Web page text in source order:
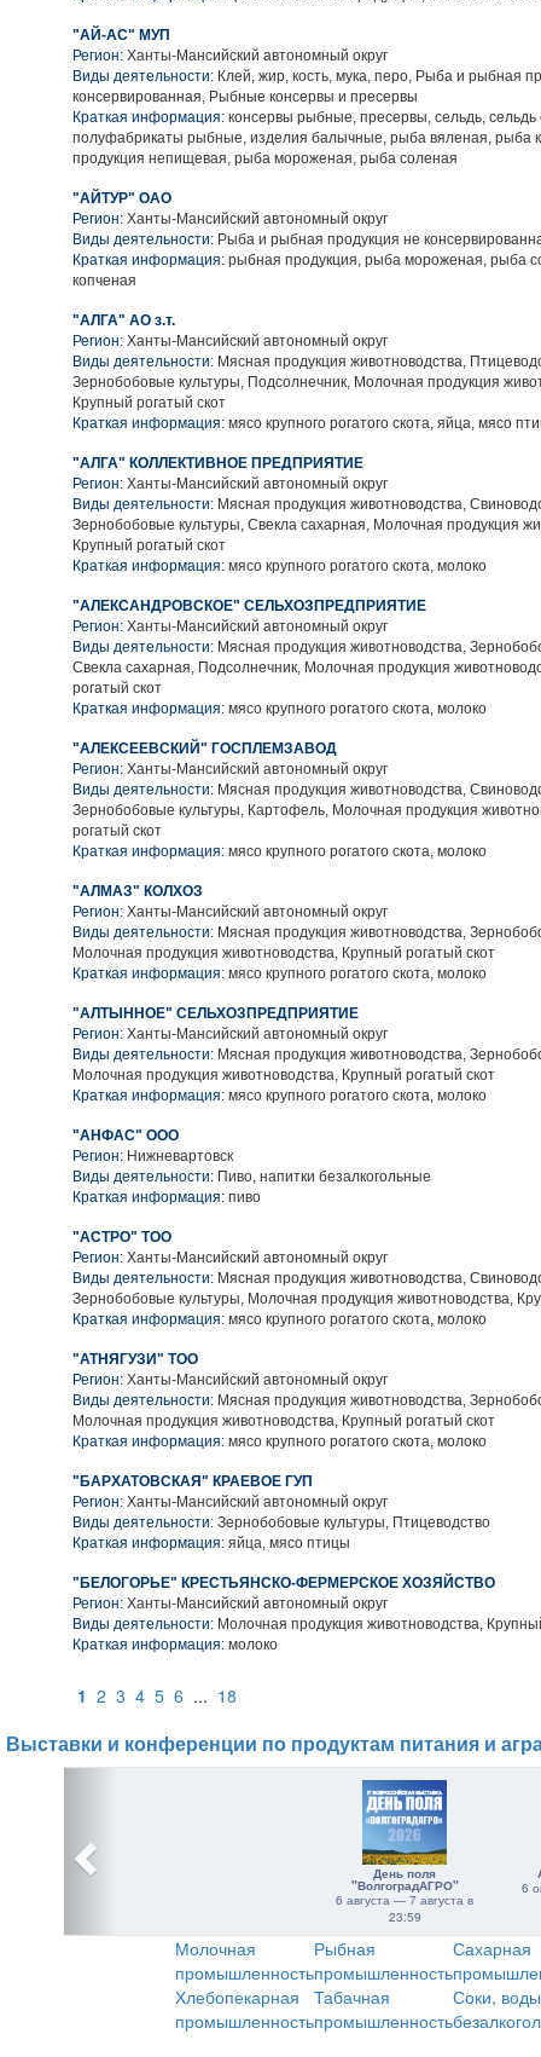
"АЙ-АС" МУП
Регион: Ханты-Мансийский автономный округ
Виды деятельности: Клей, жир, кость, мука, перо, Рыба и рыбная
консервированная, Рыбные консервы и пресервы
Краткая информация: консервы рыбные, пресервы, сельдь, сельдь
полуфабрикаты рыбные, изделия балычные, рыба вяленая, рыба
продукция непищевая, рыба мороженая, рыба соленая
"АЙТУР" ОАО
Регион: Ханты-Мансийский автономный округ
Виды деятельности: Рыба и рыбная продукция не
Краткая информация: рыбная продукция, рыба мороженая, рыба
копченая
"АЛГА" АО з.т.
Регион: Ханты-Мансийский автономный округ
Виды деятельности: Мясная продукция животноводства,
Зернобобовые культуры, Подсолнечник, Молочная продукция
Крупный рогатый скот
Краткая информация: мясо крупного рогатого скота, яйца, мясо
"АЛГА" КОЛЛЕКТИВНОЕ ПРЕДПРИЯТИЕ
Регион: Ханты-Мансийский автономный округ
Виды деятельности: Мясная продукция животноводства,
Зернобобовые культуры, Свекла сахарная, Молочная продукция
Крупный рогатый скот
Краткая информация: мясо крупного рогатого скота, молоко
"АЛЕКСАНДРОВСКОЕ" СЕЛЬХОЗПРЕДПРИЯТИЕ
Регион: Ханты-Мансийский автономный округ
Виды деятельности: Мясная продукция животноводства,
Свекла сахарная, Подсолнечник, Молочная продукция
рогатый скот
Краткая информация: мясо крупного рогатого скота, молоко
"АЛЕКСЕЕВСКИЙ" ГОСПЛЕМЗАВОД
Регион: Ханты-Мансийский автономный округ
Виды деятельности: Мясная продукция животноводства,
Зернобобовые культуры, Картофель, Молочная продукция
рогатый скот
Краткая информация: мясо крупного рогатого скота, молоко
"АЛМАЗ" КОЛХОЗ
Регион: Ханты-Мансийский автономный округ
Виды деятельности: Мясная продукция животноводства,
Молочная продукция животноводства, Крупный рогатый скот
Краткая информация: мясо крупного рогатого скота, молоко
"АЛТЫННОЕ" СЕЛЬХОЗПРЕДПРИЯТИЕ
Регион: Ханты-Мансийский автономный округ
Виды деятельности: Мясная продукция животноводства,
Молочная продукция животноводства, Крупный рогатый скот
Краткая информация: мясо крупного рогатого скота, молоко
"АНФАС" ООО
Регион: Нижневартовск
Виды деятельности: Пиво, напитки безалкогольные
Краткая информация: пиво
"АСТРО" ТОО
Регион: Ханты-Мансийский автономный округ
Виды деятельности: Мясная продукция животноводства,
Зернобобовые культуры, Молочная продукция животноводства,
Краткая информация: мясо крупного рогатого скота, молоко
"АТНЯГУЗИ" ТОО
Регион: Ханты-Мансийский автономный округ
Виды деятельности: Мясная продукция животноводства,
Молочная продукция животноводства, Крупный рогатый скот
Краткая информация: мясо крупного рогатого скота, молоко
"БАРХАТОВСКАЯ" КРАЕВОЕ ГУП
Регион: Ханты-Мансийский автономный округ
Виды деятельности: Зернобобовые культуры, Птицеводство
Краткая информация: яйца, мясо птицы
"БЕЛОГОРЬЕ" КРЕСТЬЯНСКО-ФЕРМЕРСКОЕ ХОЗЯЙСТВО
Регион: Ханты-Мансийский автономный округ
Виды деятельности: Молочная продукция животноводства,
Краткая информация: молоко
1 2 3 4 5 6 ... 18
Выставки и конференции по продуктам питания и
День поля
"ВолгоградАГРО"
6 августа — 7 августа в
23:59
6
Молочная
промышленность
Рыбная
промышленность
Сахарная
Хлебопекарная
промышленность
Табачная
промышленность
Соки,